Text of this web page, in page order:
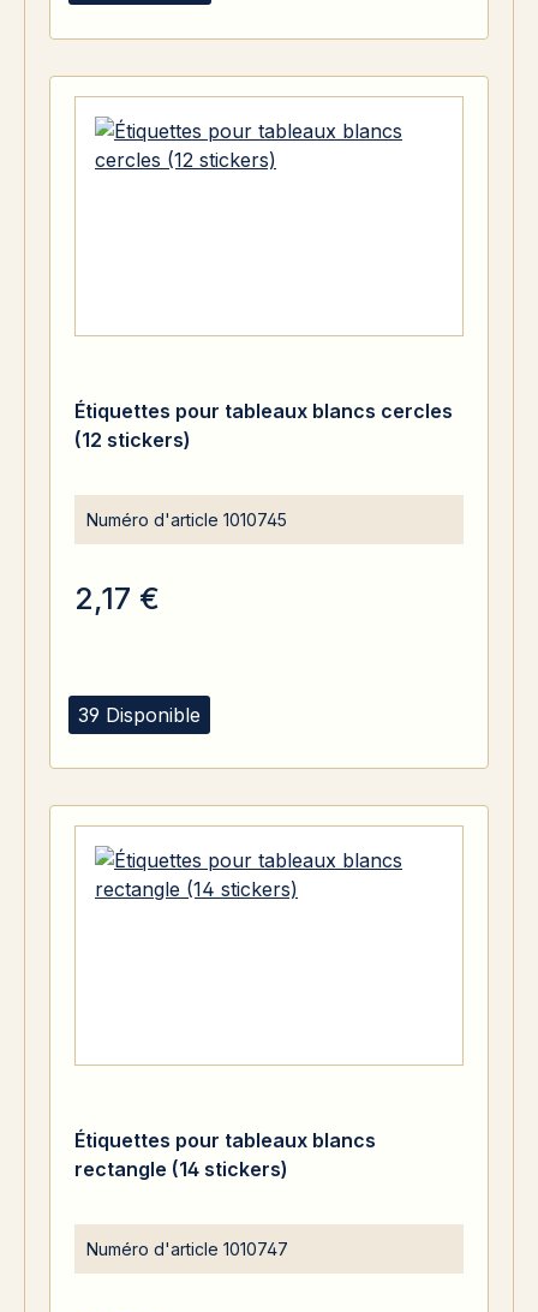
39 Disponible
Étiquettes pour tableaux blancs cercles
(12 stickers)
Numéro d'article 1010745
2,17 €
Étiquettes pour tableaux blancs
rectangle (14 stickers)
Numéro d'article 1010747